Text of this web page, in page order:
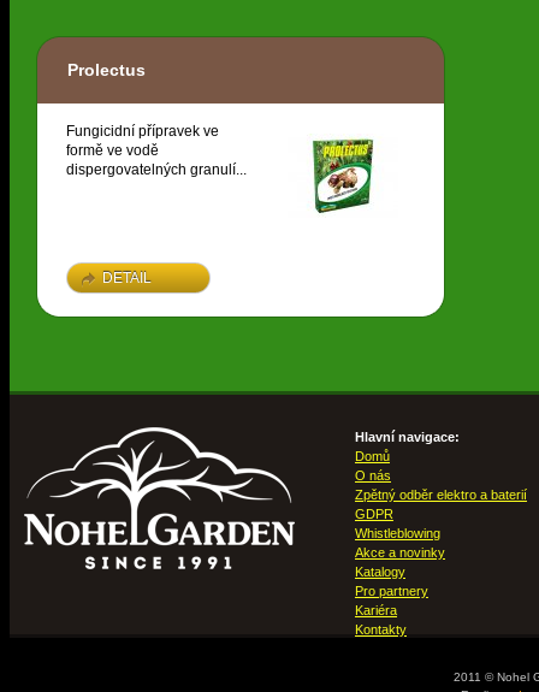
Prolectus
Fungicidní přípravek ve
formě ve vodě
dispergovatelných granulí...
DETAIL
Hlavní navigace:
Domů
O nás
Zpětný odběr elektro a baterií
GDPR
Whistleblowing
Akce a novinky
Katalogy
Pro partnery
Kariéra
Kontakty
2011 © Nohel